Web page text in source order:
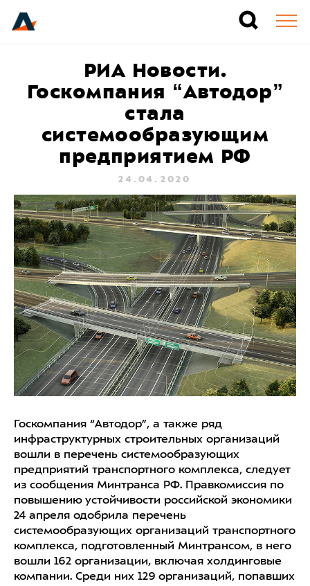
РИА Новости.
Госкомпания “Автодор”
стала
системообразующим
предприятием РФ
24.04.2020
Госкомпания “Автодор”, а также ряд
инфраструктурных строительных организаций
вошли в перечень системообразующих
предприятий транспортного комплекса, следует
из сообщения Минтранса РФ. Правкомиссия по
повышению устойчивости российской экономики
24 апреля одобрила перечень
системообразующих организаций транспортного
комплекса, подготовленный Минтрансом, в него
вошли 162 организации, включая холдинговые
компании. Среди них 129 организаций, попавших